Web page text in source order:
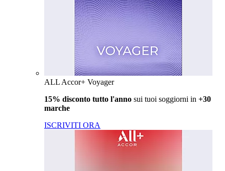
ALL Accor+ Voyager
15% disconto tutto l'anno sui tuoi soggiorni in +30
marche
ISCRIVITI ORA